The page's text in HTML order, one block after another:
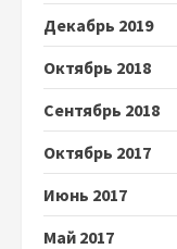
Декабрь 2019
Октябрь 2018
Сентябрь 2018
Октябрь 2017
Июнь 2017
Май 2017